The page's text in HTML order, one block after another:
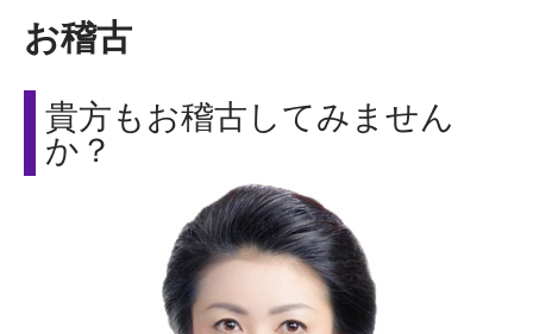
お稽古
貴方もお稽古してみません
か？